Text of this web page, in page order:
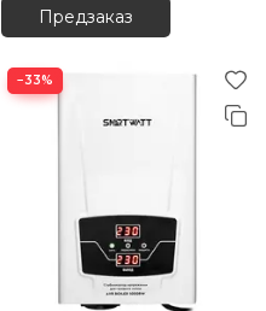
Предзаказ
−33%